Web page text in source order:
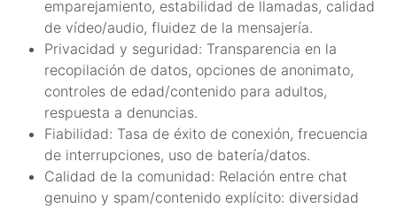
emparejamiento, estabilidad de llamadas, calidad
de vídeo/audio, fluidez de la mensajería.
Privacidad y seguridad: Transparencia en la
recopilación de datos, opciones de anonimato,
controles de edad/contenido para adultos,
respuesta a denuncias.
Fiabilidad: Tasa de éxito de conexión, frecuencia
de interrupciones, uso de batería/datos.
Calidad de la comunidad: Relación entre chat
genuino y spam/contenido explícito: diversidad